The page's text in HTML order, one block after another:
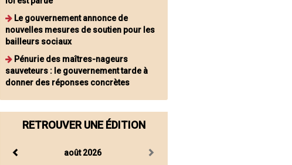
Le gouvernement annonce de
nouvelles mesures de soutien pour les
bailleurs sociaux
Pénurie des maîtres-nageurs
sauveteurs : le gouvernement tarde à
donner des réponses concrètes
RETROUVER UNE ÉDITION
août 2026